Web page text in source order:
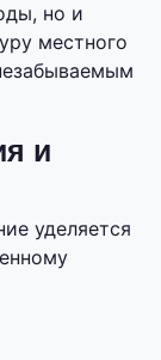
но и
местного
и
уделяется